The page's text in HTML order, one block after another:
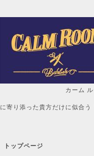
カーム ルー
自分だけの
に寄り添った貴方だけに似合う
トップページ